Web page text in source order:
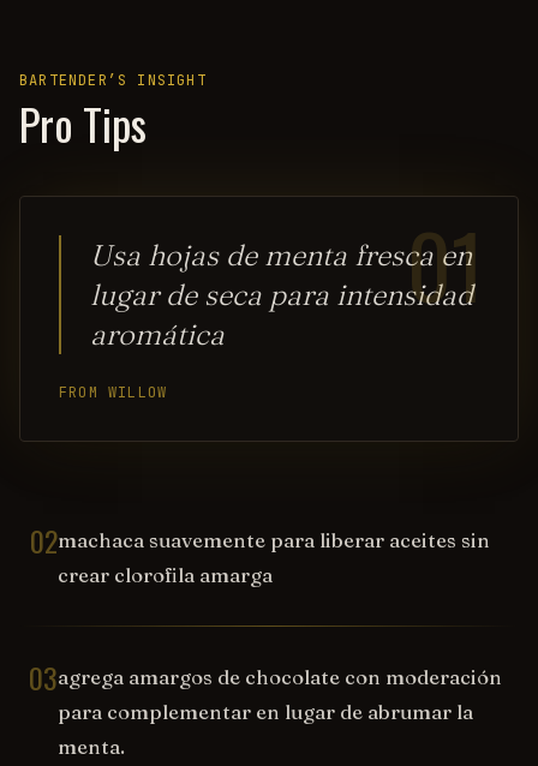
BARTENDER’S INSIGHT
Pro Tips
01
Usa hojas de menta fresca en
lugar de seca para intensidad
aromática
FROM WILLOW
02machaca suavemente para liberar aceites sin
crear clorofila amarga
03agrega amargos de chocolate con moderación
para complementar en lugar de abrumar la
menta.